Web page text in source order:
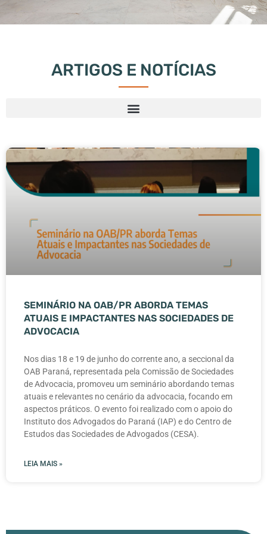
ARTIGOS E NOTÍCIAS
SEMINÁRIO NA OAB/PR ABORDA TEMAS
ATUAIS E IMPACTANTES NAS SOCIEDADES DE
ADVOCACIA
Nos dias 18 e 19 de junho do corrente ano, a seccional da
OAB Paraná, representada pela Comissão de Sociedades
de Advocacia, promoveu um seminário abordando temas
atuais e relevantes no cenário da advocacia, focando em
aspectos práticos. O evento foi realizado com o apoio do
Instituto dos Advogados do Paraná (IAP) e do Centro de
Estudos das Sociedades de Advogados (CESA).
LEIA MAIS »